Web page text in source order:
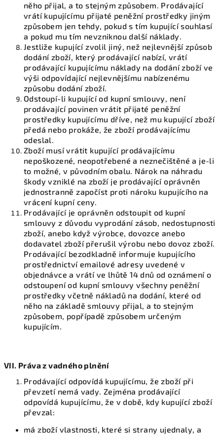
něho přijal, a to stejným způsobem. Prodávající
vrátí kupujícímu přijaté peněžní prostředky jiným
způsobem jen tehdy, pokud s tím kupující souhlasí
a pokud mu tím nevzniknou další náklady.
Jestliže kupující zvolil jiný, než nejlevnější způsob
dodání zboží, který prodávající nabízí, vrátí
prodávající kupujícímu náklady na dodání zboží ve
výši odpovídající nejlevnějšímu nabízenému
způsobu dodání zboží.
Odstoupí-li kupující od kupní smlouvy, není
prodávající povinen vrátit přijaté peněžní
prostředky kupujícímu dříve, než mu kupující zboží
předá nebo prokáže, že zboží prodávajícímu
odeslal.
Zboží musí vrátit kupující prodávajícímu
nepoškozené, neopotřebené a neznečištěné a je-li
to možné, v původním obalu. Nárok na náhradu
škody vzniklé na zboží je prodávající oprávněn
jednostranně započíst proti nároku kupujícího na
vrácení kupní ceny.
Prodávající je oprávněn odstoupit od kupní
smlouvy z důvodu vyprodání zásob, nedostupnosti
zboží, anebo když výrobce, dovozce anebo
dodavatel zboží přerušil výrobu nebo dovoz zboží.
Prodávající bezodkladně informuje kupujícího
prostřednictví emailové adresy uvedené v
objednávce a vrátí ve lhůtě 14 dnů od oznámení o
odstoupení od kupní smlouvy všechny peněžní
prostředky včetně nákladů na dodání, které od
něho na základě smlouvy přijal, a to stejným
způsobem, popřípadě způsobem určeným
kupujícím.
VII. Práva z vadného plnění
Prodávající odpovídá kupujícímu, že zboží při
převzetí nemá vady. Zejména prodávající
odpovídá kupujícímu, že v době, kdy kupující zboží
převzal:
má zboží vlastnosti, které si strany ujednaly, a